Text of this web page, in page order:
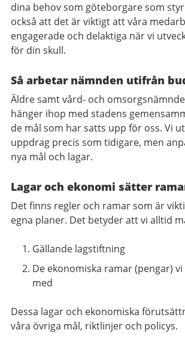
dina behov som göteborgare som
också att det är viktigt att våra
engagerade och delaktiga när vi
för din skull.
Så arbetar nämnden utifrån
Äldre samt vård- och
hänger ihop med stadens
de mål som har satts upp för oss. Vi
uppdrag precis som tidigare, men
nya mål och lagar.
Lagar och ekonomi sätter
Det finns regler och ramar som är
egna planer. Det betyder att vi alltid
Gällande lagstiftning
De ekonomiska ramar (pengar)
med
Dessa lagar och ekonomiska
våra övriga mål, riktlinjer och policys.